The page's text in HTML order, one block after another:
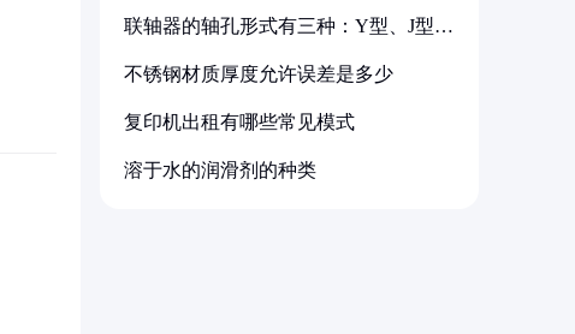
联轴器的轴孔形式有三种：Y型、J型、
不锈钢材质厚度允许误差是多少
复印机出租有哪些常见模式
溶于水的润滑剂的种类